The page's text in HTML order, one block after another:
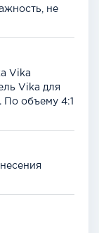
не
Vika
Vika для
По объему 4:1